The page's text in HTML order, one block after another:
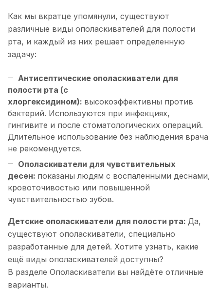
Как мы вкратце упомянули, существуют
различные виды ополаскивателей для полости
рта, и каждый из них решает определенную
задачу:
Антисептические ополаскиватели для
полости рта (с
хлоргексидином): высокоэффективны против
бактерий. Используются при инфекциях,
гингивите и после стоматологических операций.
Длительное использование без наблюдения врача
не рекомендуется.
Ополаскиватели для чувствительных
десен: показаны людям с воспаленными деснами,
кровоточивостью или повышенной
чувствительностью зубов.
Детские ополаскиватели для полости рта: Да,
существуют ополаскиватели, специально
разработанные для детей. Хотите узнать, какие
ещё виды ополаскивателей доступны?
В разделе Ополаскиватели вы найдёте отличные
варианты.